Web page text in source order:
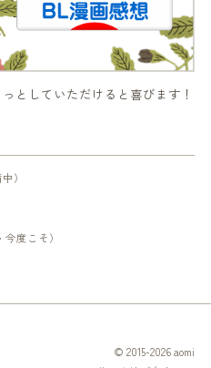
としていただけると喜びます！
）
度こそ）
© 2015-2026 aomi